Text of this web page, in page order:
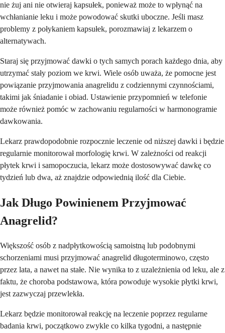
nie żuj ani nie otwieraj kapsułek, ponieważ może to wpłynąć na
wchłanianie leku i może powodować skutki uboczne. Jeśli masz
problemy z połykaniem kapsułek, porozmawiaj z lekarzem o
alternatywach.
Staraj się przyjmować dawki o tych samych porach każdego dnia, aby
utrzymać stały poziom we krwi. Wiele osób uważa, że pomocne jest
powiązanie przyjmowania anagrelidu z codziennymi czynnościami,
takimi jak śniadanie i obiad. Ustawienie przypomnień w telefonie
może również pomóc w zachowaniu regularności w harmonogramie
dawkowania.
Lekarz prawdopodobnie rozpocznie leczenie od niższej dawki i będzie
regularnie monitorował morfologię krwi. W zależności od reakcji
płytek krwi i samopoczucia, lekarz może dostosowywać dawkę co
tydzień lub dwa, aż znajdzie odpowiednią ilość dla Ciebie.
Jak Długo Powinienem Przyjmować
Anagrelid?
Większość osób z nadpłytkowością samoistną lub podobnymi
schorzeniami musi przyjmować anagrelid długoterminowo, często
przez lata, a nawet na stałe. Nie wynika to z uzależnienia od leku, ale z
faktu, że choroba podstawowa, która powoduje wysokie płytki krwi,
jest zazwyczaj przewlekła.
Lekarz będzie monitorował reakcję na leczenie poprzez regularne
badania krwi, początkowo zwykle co kilka tygodni, a następnie